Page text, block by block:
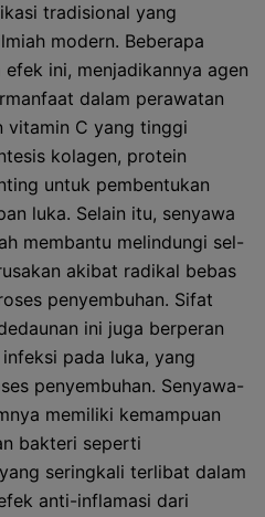
tradisional yang
modern. Beberapa
ini, menjadikannya agen
dalam perawatan
vitamin C yang tinggi
kolagen, protein
untuk pembentukan
luka. Selain itu, senyawa
membantu melindungi sel-
akibat radikal bebas
penyembuhan. Sifat
ini juga berperan
pada luka, yang
penyembuhan. Senyawa-
memiliki kemampuan
bakteri seperti
seringkali terlibat dalam
anti-inflamasi dari